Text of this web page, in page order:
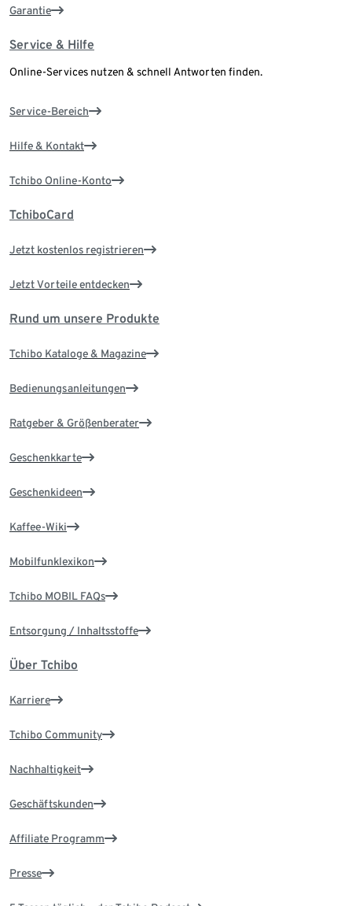
Garantie
Service & Hilfe
Online-Services nutzen & schnell Antworten finden.
Service-Bereich
Hilfe & Kontakt
Tchibo Online-Konto
TchiboCard
Jetzt kostenlos registrieren
Jetzt Vorteile entdecken
Rund um unsere Produkte
Tchibo Kataloge & Magazine
Bedienungsanleitungen
Ratgeber & Größenberater
Geschenkkarte
Geschenkideen
Kaffee-Wiki
Mobilfunklexikon
Tchibo MOBIL FAQs
Entsorgung / Inhaltsstoffe
Über Tchibo
Karriere
Tchibo Community
Nachhaltigkeit
Geschäftskunden
Affiliate Programm
Presse